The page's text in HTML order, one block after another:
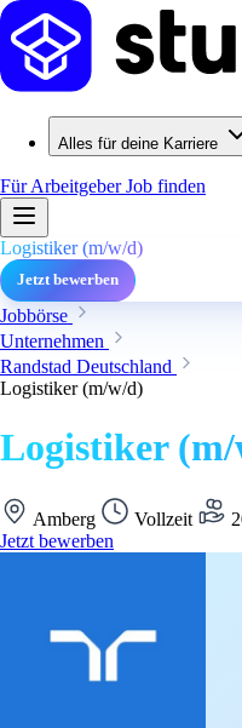
Alles für deine Karriere
Für ArbeitgeberJob finden
Logistiker (m/w/d)
Jetzt bewerben
Jobbörse
Unternehmen
Randstad Deutschland
Logistiker (m/w/d)
Logistiker
Amberg Vollzeit
Jetzt bewerben